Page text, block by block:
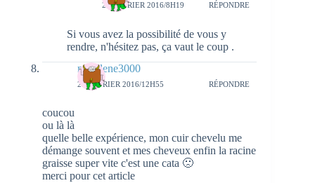
29 FÉVRIER 2016/8H19 RÉPONDRE
Si vous avez la possibilité de vous y
rendre, n'hésitez pas, ça vaut le coup .
marylene3000
25 FÉVRIER 2016/12H55 RÉPONDRE
coucou
ou là là
quelle belle expérience, mon cuir chevelu me
démange souvent et mes cheveux enfin la racine
graisse super vite c'est une cata 🙁
merci pour cet article